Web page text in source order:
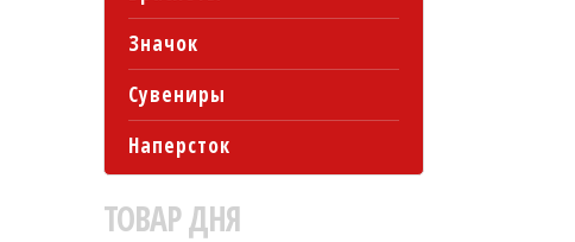
Значок
Сувениры
Наперсток
ТОВАРДНЯ